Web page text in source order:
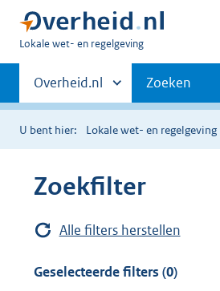
U
hier:
Lokale wet- en regelgeving
Primaire
navigatie
Andere
sites
binnen
Overheid.nl Zoeken
U bent hier: Lokale wet- en regelgeving
Zoekfilter
Alle filters herstellen
Geselecteerde filters (0)